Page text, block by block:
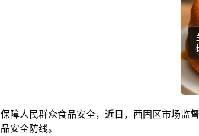
人民群众食品安全，近日，西固区市场监
安全防线。